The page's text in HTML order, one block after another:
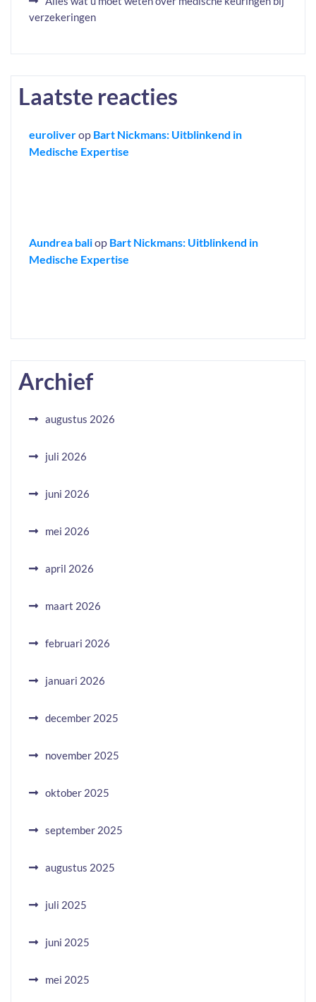
verzekeringen
Laatste reacties
euroliverop Bart Nickmans: Uitblinkend in
Medische Expertise
Aundrea baliop Bart Nickmans: Uitblinkend in
Medische Expertise
Archief
augustus 2026
juli 2026
juni 2026
mei 2026
april 2026
maart 2026
februari 2026
januari 2026
december 2025
november 2025
oktober 2025
september 2025
augustus 2025
juli 2025
juni 2025
mei 2025